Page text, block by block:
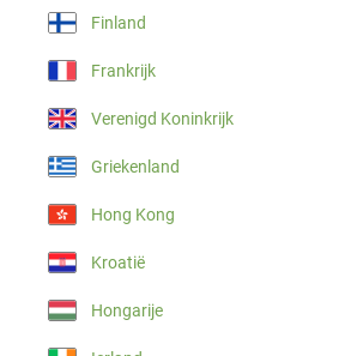
Finland
Frankrijk
Verenigd Koninkrijk
Griekenland
Hong Kong
Kroatië
Hongarije